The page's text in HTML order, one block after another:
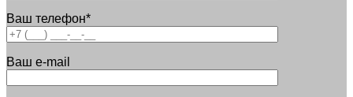
Ваш телефон*
Ваш e-mail